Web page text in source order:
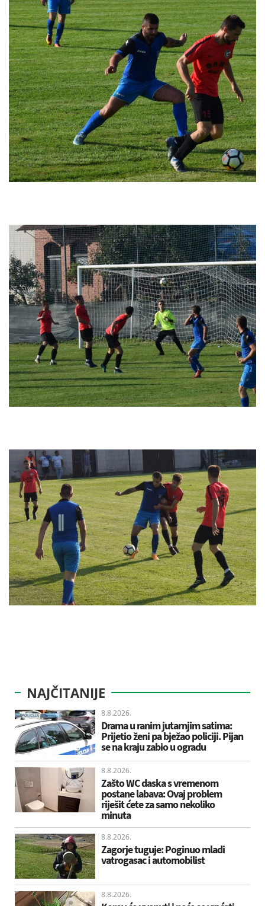
NAJČITANIJE
8.8.2026.
Drama u ranim jutarnjim satima:
Prijetio ženi pa bježao policiji. Pijan
se na kraju zabio u ogradu
8.8.2026.
Zašto WC daska s vremenom
postane labava: Ovaj problem
riješit ćete za samo nekoliko
minuta
8.8.2026.
Zagorje tuguje: Poginuo mladi
vatrogasac i automobilist
8.8.2026.